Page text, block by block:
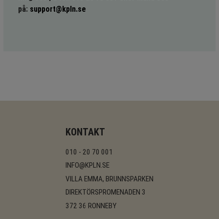
på: support@kpln.se
KONTAKT
010 - 20 70 001
INFO@KPLN.SE
VILLA EMMA, BRUNNSPARKEN
DIREKTÖRSPROMENADEN 3
372 36 RONNEBY